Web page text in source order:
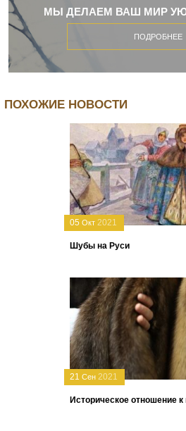
МЫ ДЕЛАЕМ ВАШ МИР
ПОДРОБНЕЕ
ПОХОЖИЕ НОВОСТИ
05 Окт 2021
Шубы на Руси
21 Сен 2021
Историческое отношение к